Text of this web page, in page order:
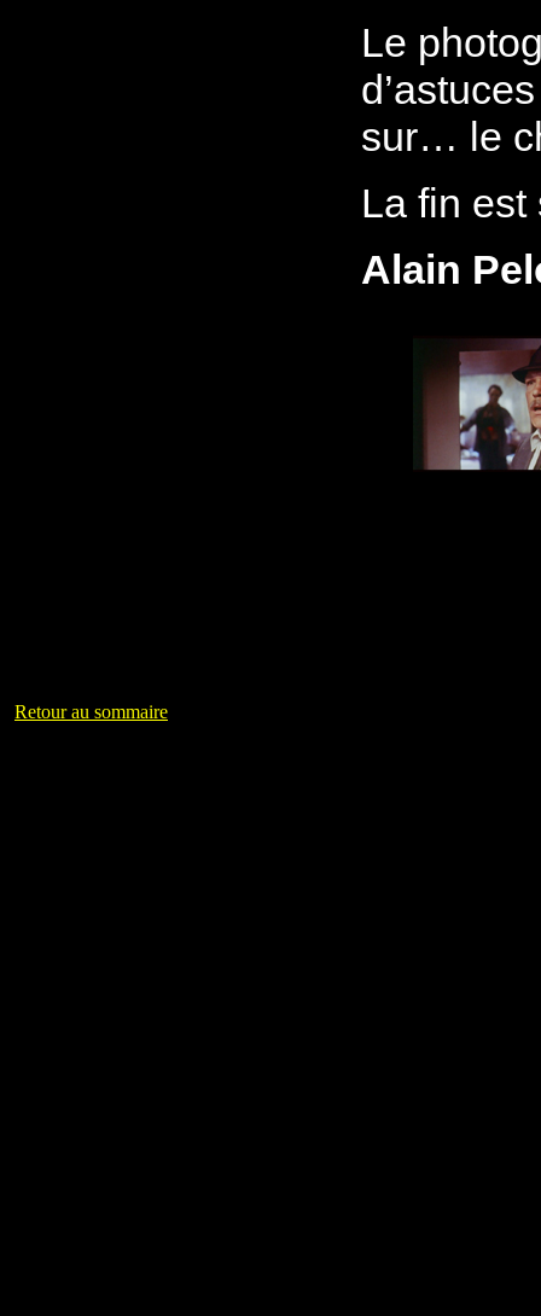
Le
sur… le
La fin
Alain
Retour au sommaire